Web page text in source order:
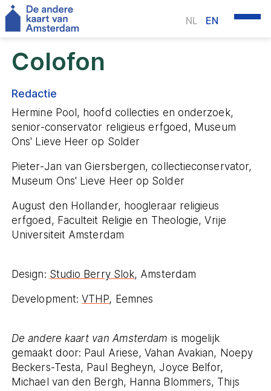
NL EN
Home
Kaart
Wandelingen
Videos en podcasts
Religieus Erfgoed Amsterdam
Contact
Privacy- en cookieverklaring
English
Colofon
Redactie
Hermine Pool, hoofd collecties en onderzoek,
senior-conservator religieus erfgoed, Museum
Ons' Lieve Heer op Solder
Pieter-Jan van Giersbergen, collectieconservator,
Museum Ons' Lieve Heer op Solder
August den Hollander, hoogleraar religieus
erfgoed, Faculteit Religie en Theologie, Vrije
Universiteit Amsterdam
Design: Studio Berry Slok, Amsterdam
Development:VTHP, Eemnes
De andere kaart van Amsterdam is mogelijk
gemaakt door: Paul Ariese, Vahan Avakian, Noepy
Beckers-Testa, Paul Begheyn, Joyce Belfor,
Michael van den Bergh, Hanna Blommers, Thijs